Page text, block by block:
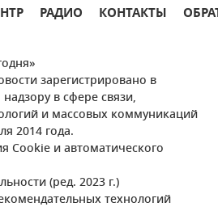
РАДИО КОНТАКТЫ
зарегистрировано в
в сфере связи,
и массовых коммуникаций
2014 года.
Cookie и автоматического
(ред. 2023 г.)
технологий